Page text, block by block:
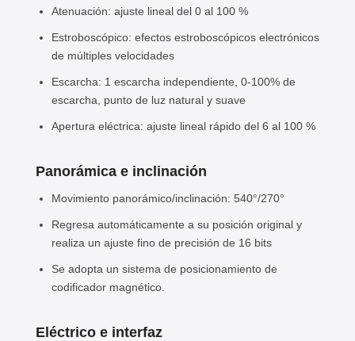
Atenuación: ajuste lineal del 0 al 100 %
Estroboscópico: efectos estroboscópicos electrónicos
de múltiples velocidades
Escarcha: 1 escarcha independiente, 0-100% de
escarcha, punto de luz natural y suave
Apertura eléctrica: ajuste lineal rápido del 6 al 100 %
Panorámica e inclinación
Movimiento panorámico/inclinación: 540°/270°
Regresa automáticamente a su posición original y
realiza un ajuste fino de precisión de 16 bits
Se adopta un sistema de posicionamiento de
codificador magnético.
Eléctrico e interfaz